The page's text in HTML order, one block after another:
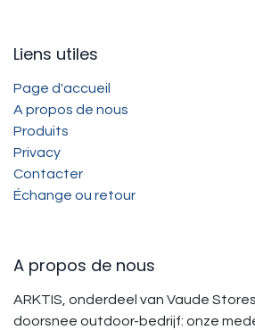
Liens utiles
Page d'accueil
A propos de nous
Produits
Privacy
Contacter
Échange ou retour
A propos de nous
ARKTIS, onderdeel van Vaude
doorsnee outdoor-bedrijf: onze